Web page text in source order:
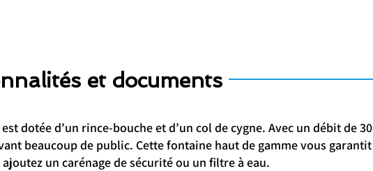
et documents
dotée d’un rince-bouche et d’un col de cygne. Avec un débit de 30
beaucoup de public. Cette fontaine haut de gamme vous garantit
un carénage de sécurité ou un filtre à eau.